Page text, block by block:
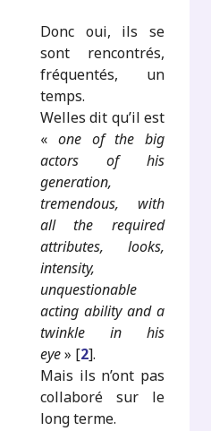
Donc oui, ils se
sont rencontrés,
fréquentés, un
temps.
Welles dit qu’il est
« one of the big
actors of his
generation,
tremendous, with
all the required
attributes, looks,
intensity,
unquestionable
acting ability and a
twinkle in his
eye» [2].
Mais ils n’ont pas
collaboré sur le
long terme.